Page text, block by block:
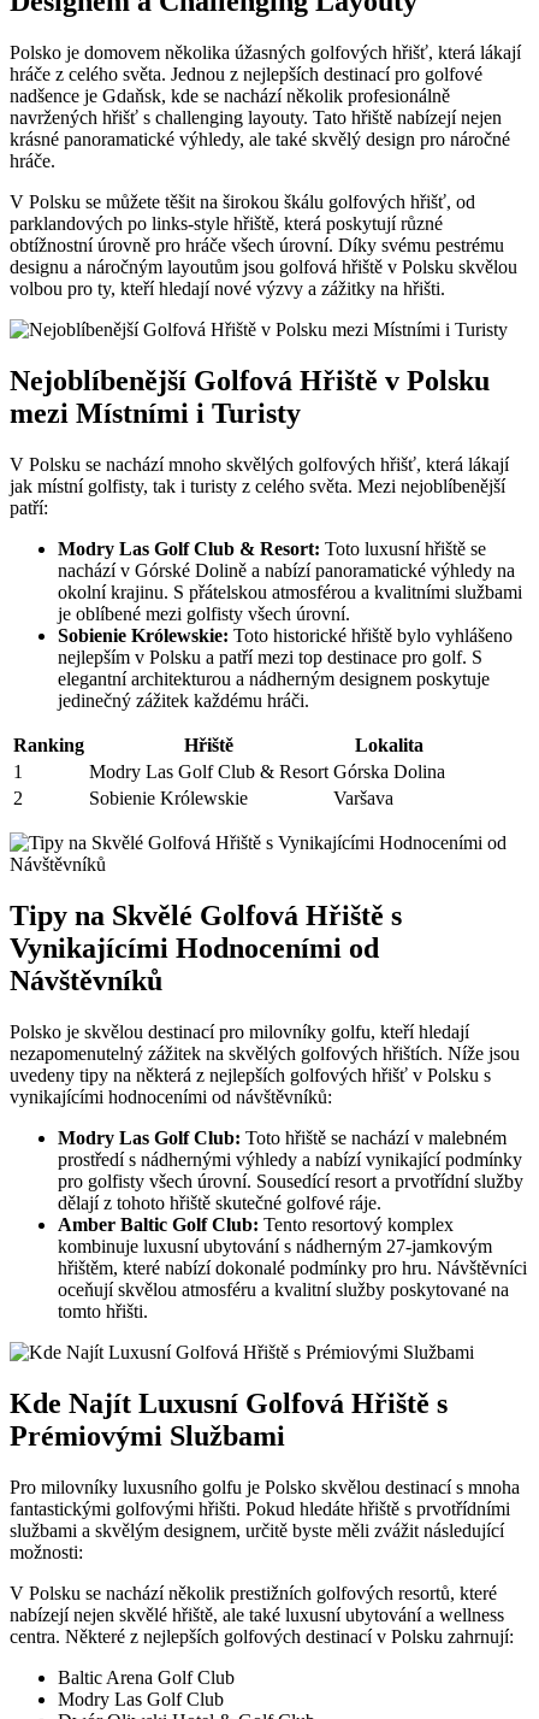
Polsko je domovem několika úžasných golfových hřišť, která lákají
hráče z celého světa. Jednou z nejlepších destinací pro golfové
nadšence je Gdaňsk, kde se nachází několik profesionálně
navržených hřišť s challenging layouty. Tato hřiště nabízejí nejen
krásné panoramatické výhledy, ale také skvělý design pro náročné
hráče.
V Polsku se můžete těšit na širokou škálu golfových hřišť, od
parklandových po links-style hřiště, která poskytují různé
obtížnostní úrovně pro hráče všech úrovní. Díky svému pestrému
designu a náročným layoutům jsou golfová hřiště v Polsku skvělou
volbou pro ty, kteří hledají nové výzvy a zážitky na hřišti.
Nejoblíbenější Golfová Hřiště v Polsku
mezi Místními i Turisty
V Polsku se nachází mnoho skvělých golfových hřišť, která lákají
jak místní golfisty, tak i turisty z celého světa. Mezi nejoblíbenější
patří:
Modry Las Golf Club & Resort: Toto luxusní hřiště se
nachází v Górské Dolině a nabízí panoramatické výhledy na
okolní krajinu. S přátelskou atmosférou a kvalitními službami
je oblíbené mezi golfisty všech úrovní.
Sobienie Królewskie: Toto historické hřiště bylo vyhlášeno
nejlepším v Polsku a patří mezi top destinace pro golf. S
elegantní architekturou a nádherným designem poskytuje
jedinečný zážitek každému hráči.
Ranking Hřiště
Lokalita
1
Modry Las Golf Club & Resort Górska Dolina
2
Sobienie Królewskie Varšava
Tipy na Skvělé Golfová Hřiště s
Vynikajícími Hodnoceními od
Návštěvníků
Polsko je skvělou destinací pro milovníky golfu, kteří hledají
nezapomenutelný zážitek na skvělých golfových hřištích. Níže jsou
uvedeny tipy na některá z nejlepších golfových hřišť v Polsku s
vynikajícími hodnoceními od návštěvníků:
Modry Las Golf Club: Toto hřiště se nachází v malebném
prostředí s nádhernými výhledy a nabízí vynikající podmínky
pro golfisty všech úrovní. Sousedící resort a prvotřídní služby
dělají z tohoto hřiště skutečné golfové ráje.
Amber Baltic Golf Club: Tento resortový komplex
kombinuje luxusní ubytování s nádherným 27-jamkovým
hřištěm, které nabízí dokonalé podmínky pro hru. Návštěvníci
oceňují skvělou atmosféru a kvalitní služby poskytované na
tomto hřišti.
Kde Najít Luxusní Golfová Hřiště s
Prémiovými Službami
Pro milovníky luxusního golfu je Polsko skvělou destinací s mnoha
fantastickými golfovými hřišti. Pokud hledáte hřiště s prvotřídními
službami a skvělým designem, určitě byste měli zvážit následující
možnosti:
V Polsku se nachází několik prestižních golfových resortů, které
nabízejí nejen skvělé hřiště, ale také luxusní ubytování a wellness
centra. Některé z nejlepších golfových destinací v Polsku zahrnují:
Baltic Arena Golf Club
Modry Las Golf Club